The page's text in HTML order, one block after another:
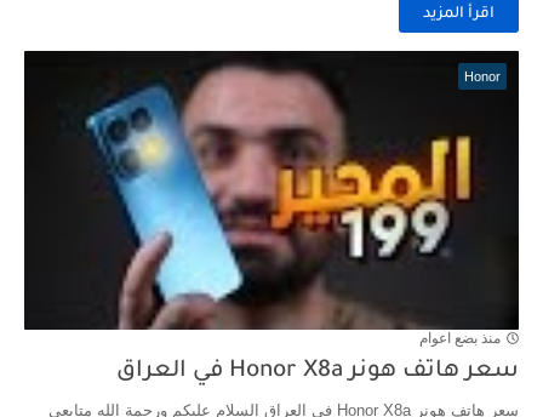
اقرأ المزيد
Honor
منذ بضع اعوام
سعر هاتف هونر Honor X8a في العراق
سعر هاتف هونر Honor X8a في العراق السلام عليكم ورحمة الله متابعي